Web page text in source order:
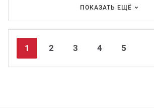
ПОКАЗАТЬ ЕЩЁ
1 2 3 4
5